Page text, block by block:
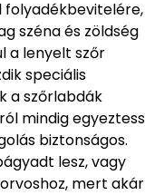
folyadékbevitelére,
széna és zöldség
a lenyelt szőr
speciális
a szőrlabdák
mindig egyeztess
biztonságos.
lesz, vagy
mert akár